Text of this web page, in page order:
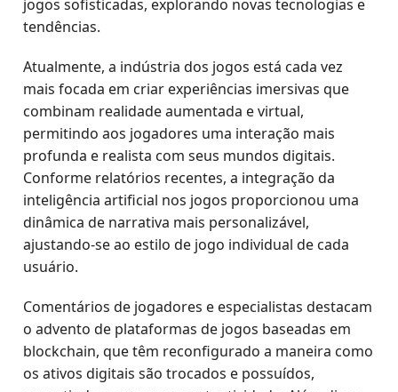
jogos sofisticadas, explorando novas tecnologias e
tendências.
Atualmente, a indústria dos jogos está cada vez
mais focada em criar experiências imersivas que
combinam realidade aumentada e virtual,
permitindo aos jogadores uma interação mais
profunda e realista com seus mundos digitais.
Conforme relatórios recentes, a integração da
inteligência artificial nos jogos proporcionou uma
dinâmica de narrativa mais personalizável,
ajustando-se ao estilo de jogo individual de cada
usuário.
Comentários de jogadores e especialistas destacam
o advento de plataformas de jogos baseadas em
blockchain, que têm reconfigurado a maneira como
os ativos digitais são trocados e possuídos,